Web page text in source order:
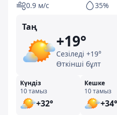
0.9 м/с 35%
Таң
+19°
Сезіледі +19°
Өткінші бұлт
Күндіз
10 тамыз
+32°
Кешке
10 тамыз
+34°